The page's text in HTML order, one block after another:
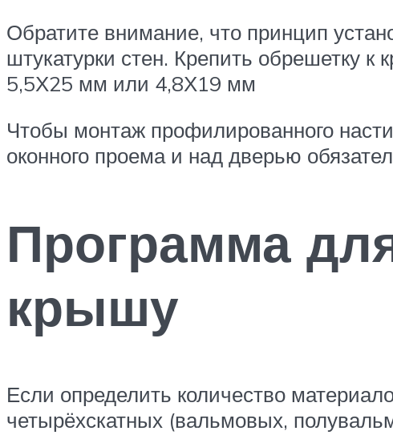
Обратите внимание, что принцип
штукатурки стен. Крепить обрешетку
5,5Х25 мм или 4,8Х19 мм
Чтобы монтаж профилированного
оконного проема и над дверью
Программа
крышу
Если определить количество
четырёхскатных (вальмовых,